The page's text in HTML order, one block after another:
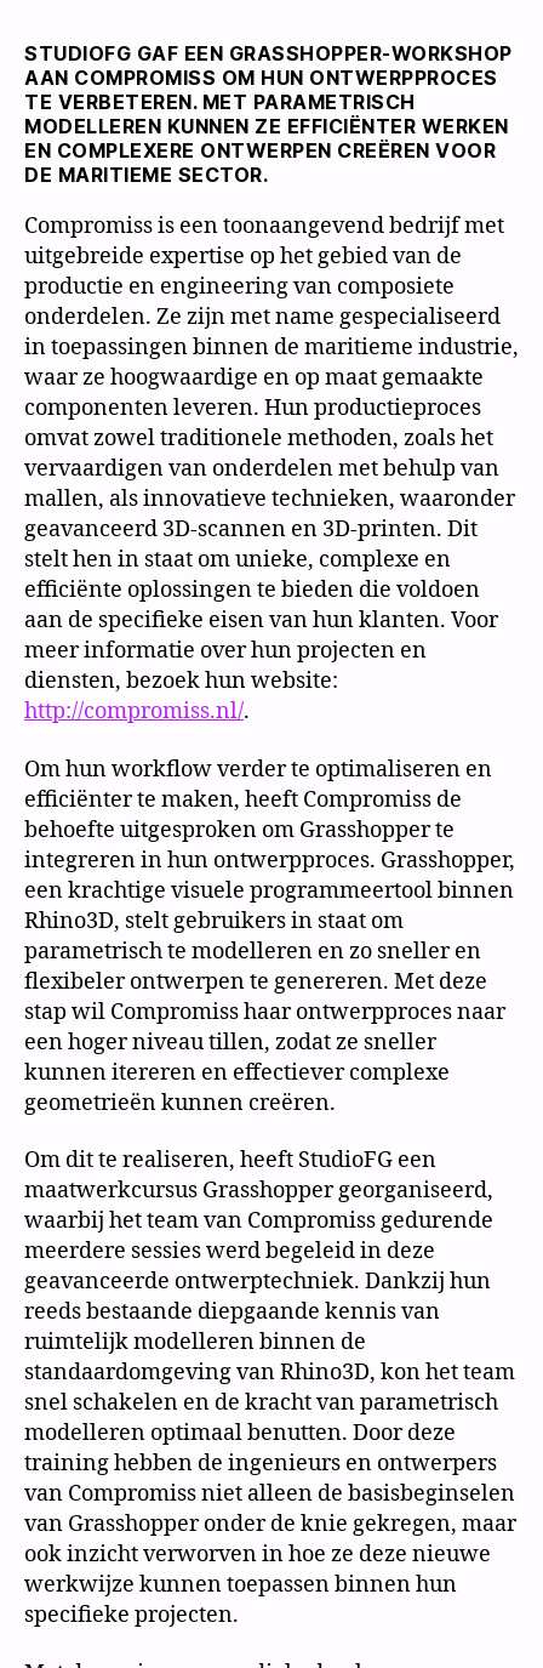
STUDIOFG GAF EEN GRASSHOPPER-WORKSHOP
AAN COMPROMISS OM HUN ONTWERPPROCES
TE VERBETEREN. MET PARAMETRISCH
MODELLEREN KUNNEN ZE EFFICIËNTER WERKEN
EN COMPLEXERE ONTWERPEN CREËREN VOOR
DE MARITIEME SECTOR.
Compromiss is een toonaangevend bedrijf met
uitgebreide expertise op het gebied van de
productie en engineering van composiete
onderdelen. Ze zijn met name gespecialiseerd
in toepassingen binnen de maritieme industrie,
waar ze hoogwaardige en op maat gemaakte
componenten leveren. Hun productieproces
omvat zowel traditionele methoden, zoals het
vervaardigen van onderdelen met behulp van
mallen, als innovatieve technieken, waaronder
geavanceerd 3D-scannen en 3D-printen. Dit
stelt hen in staat om unieke, complexe en
efficiënte oplossingen te bieden die voldoen
aan de specifieke eisen van hun klanten. Voor
meer informatie over hun projecten en
diensten, bezoek hun website:
http://compromiss.nl/.
Om hun workflow verder te optimaliseren en
efficiënter te maken, heeft Compromiss de
behoefte uitgesproken om Grasshopper te
integreren in hun ontwerpproces. Grasshopper,
een krachtige visuele programmeertool binnen
Rhino3D, stelt gebruikers in staat om
parametrisch te modelleren en zo sneller en
flexibeler ontwerpen te genereren. Met deze
stap wil Compromiss haar ontwerpproces naar
een hoger niveau tillen, zodat ze sneller
kunnen itereren en effectiever complexe
geometrieën kunnen creëren.
Om dit te realiseren, heeft StudioFG een
maatwerkcursus Grasshopper georganiseerd,
waarbij het team van Compromiss gedurende
meerdere sessies werd begeleid in deze
geavanceerde ontwerptechniek. Dankzij hun
reeds bestaande diepgaande kennis van
ruimtelijk modelleren binnen de
standaardomgeving van Rhino3D, kon het team
snel schakelen en de kracht van parametrisch
modelleren optimaal benutten. Door deze
training hebben de ingenieurs en ontwerpers
van Compromiss niet alleen de basisbeginselen
van Grasshopper onder de knie gekregen, maar
ook inzicht verworven in hoe ze deze nieuwe
werkwijze kunnen toepassen binnen hun
specifieke projecten.